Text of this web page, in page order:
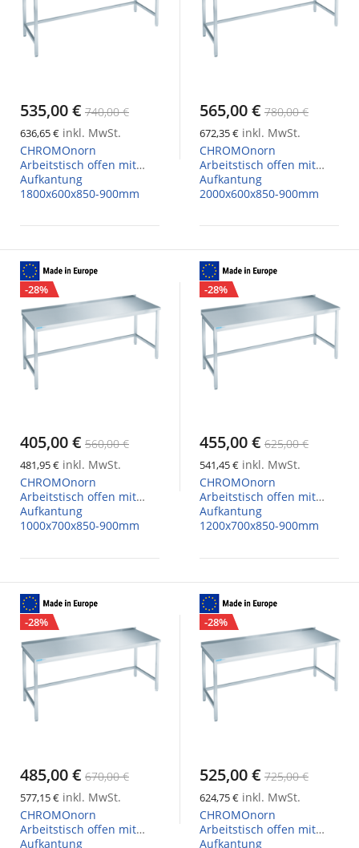
535,00 € 740,00 €
636,65 € inkl. MwSt.
CHROMOnorn
Arbeitstisch offen mit
Aufkantung
1800x600x850-900mm
565,00 € 780,00 €
672,35 € inkl. MwSt.
CHROMOnorn
Arbeitstisch offen mit
Aufkantung
2000x600x850-900mm
-28%
405,00 € 560,00 €
481,95 € inkl. MwSt.
CHROMOnorn
Arbeitstisch offen mit
Aufkantung
1000x700x850-900mm
-28%
455,00 € 625,00 €
541,45 € inkl. MwSt.
CHROMOnorn
Arbeitstisch offen mit
Aufkantung
1200x700x850-900mm
-28%
485,00 € 670,00 €
577,15 € inkl. MwSt.
CHROMOnorn
Arbeitstisch offen mit
Aufkantung
-28%
525,00 € 725,00 €
624,75 € inkl. MwSt.
CHROMOnorn
Arbeitstisch offen mit
Aufkantung